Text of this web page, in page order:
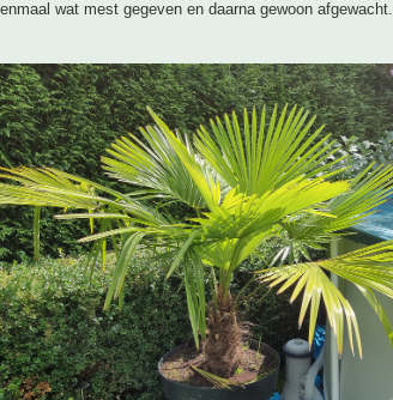
wat mest gegeven en daarna gewoon afgewacht.